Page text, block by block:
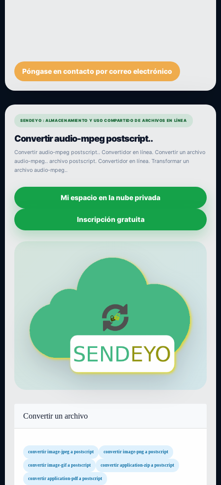
Póngase en contacto por correo electrónico
SENDEYO : ALMACENAMIENTO Y USO COMPARTIDO DE ARCHIVOS EN LÍNEA
Convertir audio-mpeg postscript..
Convertir audio-mpeg postscript.. Convertidor en línea. Convertir un archivo
audio-mpeg.. archivo postscript. Convertidor en línea. Transformar un
archivo audio-mpeg..
Mi espacio en la nube privada
Inscripción gratuita
Convertir un archivo
convertir image-jpeg a postscript convertir image-png a postscript
convertir image-gif a postscript convertir application-zip a postscript
convertir application-pdf a postscript